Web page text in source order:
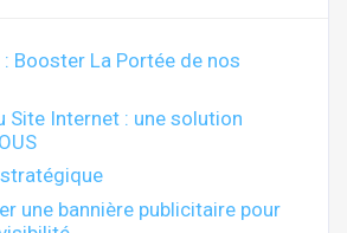
Booster La Portée de nos
Site Internet : une solution
une bannière publicitaire pour